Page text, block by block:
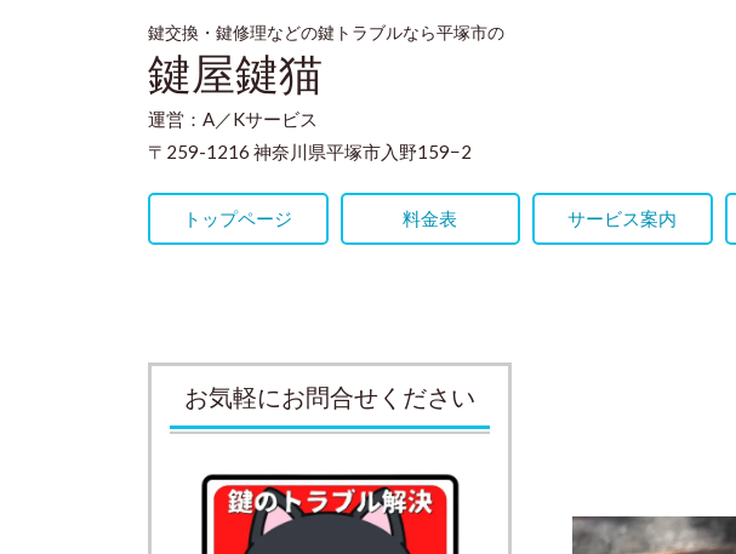
鍵交換・鍵修理などの鍵トラブルなら平塚市の
鍵屋鍵猫
運営：A／Kサービス
〒259-1216 神奈川県平塚市入野159−2
トップページ 料金表 サービス案内
お気軽にお問合せください